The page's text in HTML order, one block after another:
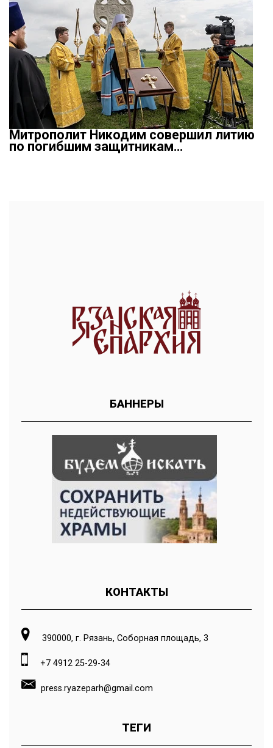
Митрополит Никодим совершил литию
по погибшим защитникам…
БАННЕРЫ
КОНТАКТЫ
390000, г. Рязань, Соборная площадь, 3
+7 4912 25-29-34
press.ryazeparh@gmail.com
ТЕГИ